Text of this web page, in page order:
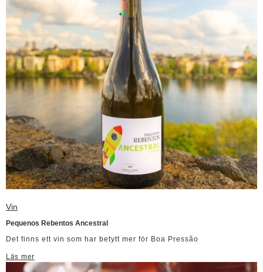
Vin
Pequenos Rebentos Ancestral
Det finns ett vin som har betytt mer för Boa Pressão
Läs mer